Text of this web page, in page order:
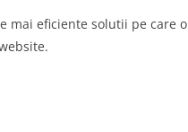
mai eficiente solutii pe care o